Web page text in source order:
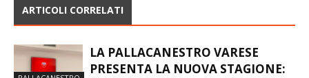
ARTICOLI CORRELATI
LA PALLACANESTRO VARESE
PRESENTA LA NUOVA STAGIONE: